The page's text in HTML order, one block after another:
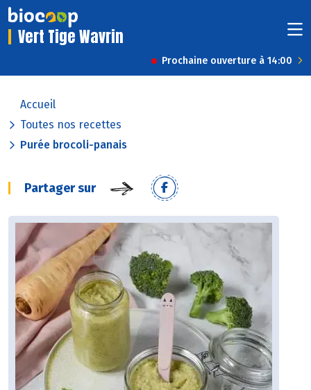
Vert Tige Wavrin
Prochaine ouverture à 14:00
Accueil
Toutes nos recettes
Purée brocoli-panais
Partager sur